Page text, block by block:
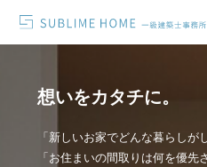
想いをカタチに。
「新しいお家でどんな暮らしが
「お住まいの間取りは何を優先